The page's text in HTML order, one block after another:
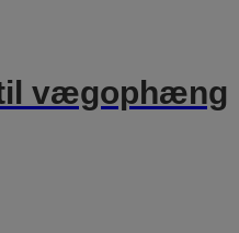
vægophæng